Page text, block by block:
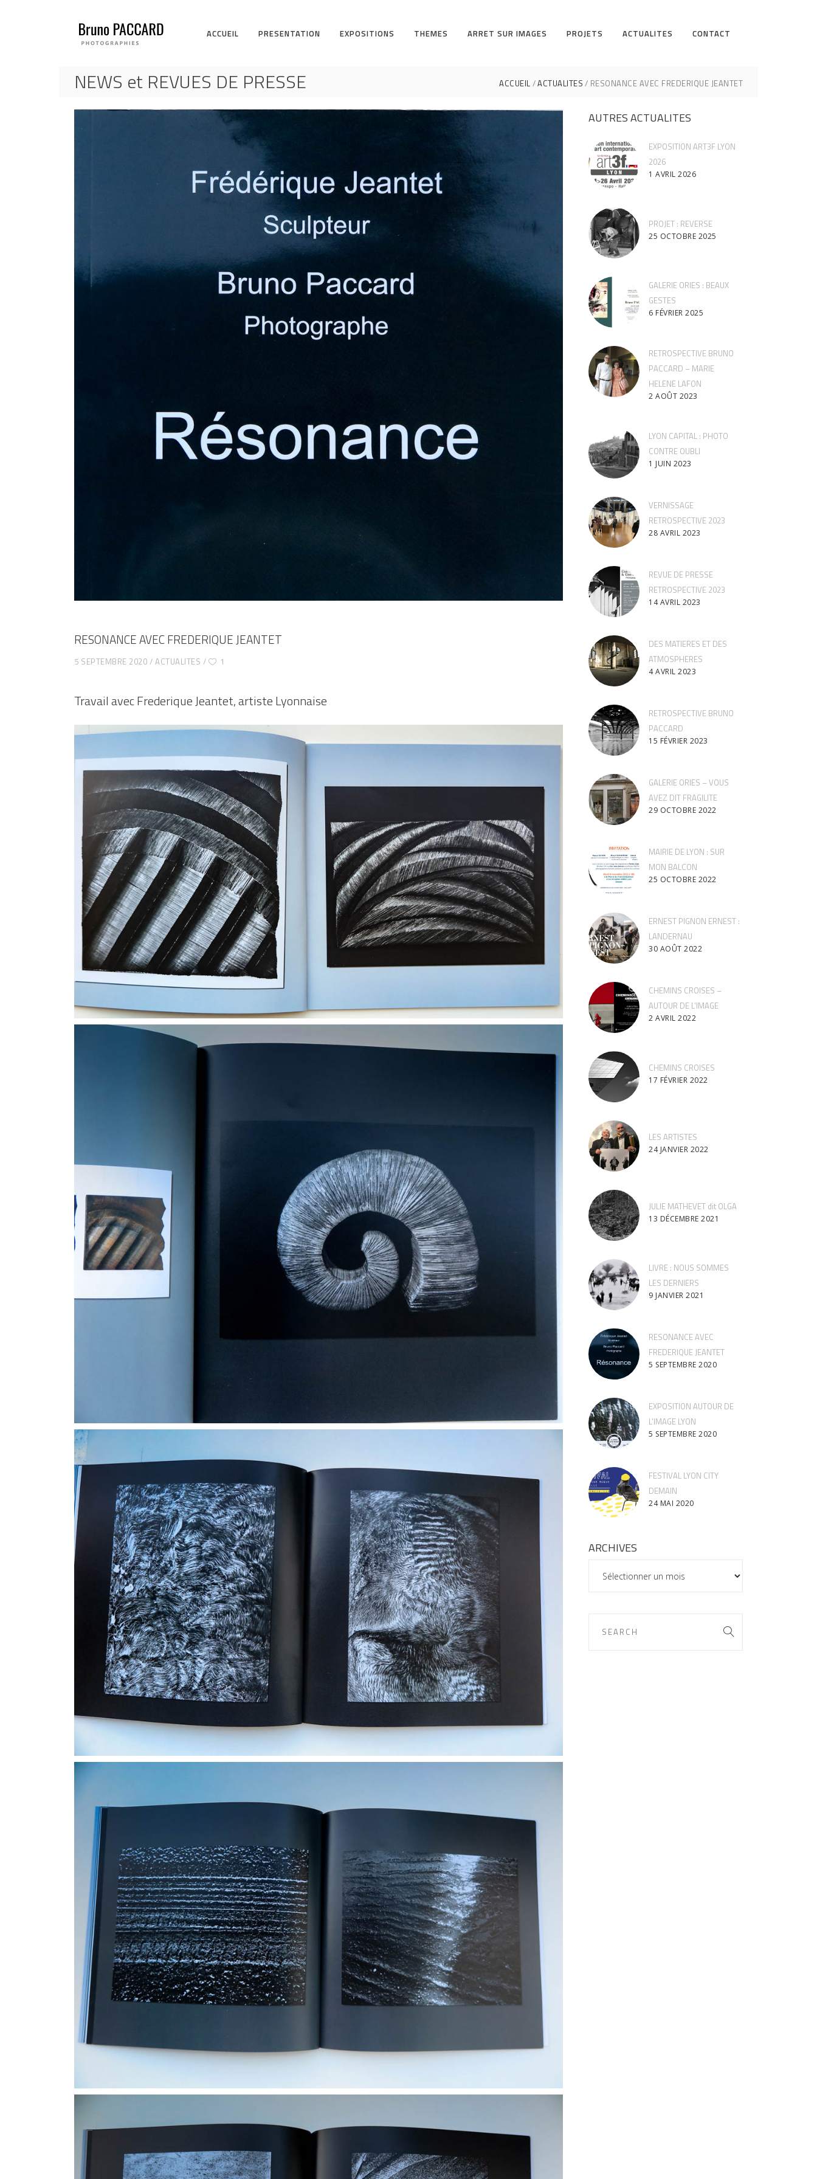
ACCUEIL PRESENTATION EXPOSITIONS THEMES ARRET SUR IMAGES PROJETS ACTUALITES CONTACT
NEWS et REVUES DE PRESSE ACCUEIL ACTUALITES RESONANCE AVEC FREDERIQUE JEANTET
RESONANCE AVEC FREDERIQUE JEANTET
5 SEPTEMBRE 2020 ACTUALITES 1
Travail avec Frederique Jeantet, artiste Lyonnaise
AUTRES ACTUALITES
EXPOSITION ART3F LYON
2026
1 AVRIL 2026
PROJET : REVERSE
25 OCTOBRE 2025
GALERIE ORIES : BEAUX
GESTES
6 FÉVRIER 2025
RETROSPECTIVE BRUNO
PACCARD – MARIE
HELENE LAFON
2 AOÛT 2023
LYON CAPITAL : PHOTO
CONTRE OUBLI
1 JUIN 2023
VERNISSAGE
RETROSPECTIVE 2023
28 AVRIL 2023
REVUE DE PRESSE
RETROSPECTIVE 2023
14 AVRIL 2023
DES MATIERES ET DES
ATMOSPHERES
4 AVRIL 2023
RETROSPECTIVE BRUNO
PACCARD
15 FÉVRIER 2023
GALERIE ORIES – VOUS
AVEZ DIT FRAGILITE
29 OCTOBRE 2022
MAIRIE DE LYON : SUR
MON BALCON
25 OCTOBRE 2022
ERNEST PIGNON ERNEST :
LANDERNAU
30 AOÛT 2022
CHEMINS CROISES –
AUTOUR DE L’IMAGE
2 AVRIL 2022
CHEMINS CROISES
17 FÉVRIER 2022
LES ARTISTES
24 JANVIER 2022
JULIE MATHEVET dit OLGA
13 DÉCEMBRE 2021
LIVRE : NOUS SOMMES
LES DERNIERS
9 JANVIER 2021
RESONANCE AVEC
FREDERIQUE JEANTET
5 SEPTEMBRE 2020
EXPOSITION AUTOUR DE
L’IMAGE LYON
5 SEPTEMBRE 2020
FESTIVAL LYON CITY
DEMAIN
24 MAI 2020
ARCHIVES
ARCHIVES